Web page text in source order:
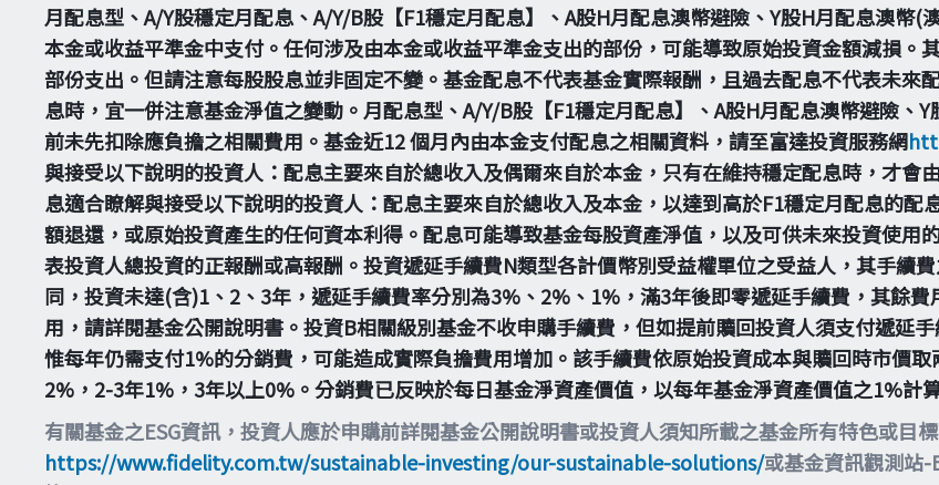
月配息型、A/Y股穩定月配息、A/Y/B股【F1穩定月配息】、A股H月配息澳幣避險、Y股H月配息澳幣
本金或收益平準金中支付。任何涉及由本金或收益平準金支出的部份，可能導致原始投資金額減損。
部份支出。但請注意每股股息並非固定不變。基金配息不代表基金實際報酬，且過去配息不代表未來
息時，宜一併注意基金淨值之變動。月配息型、A/Y/B股【F1穩定月配息】、A股H月配息澳幣避險、
前未先扣除應負擔之相關費用。基金近12 個月內由本金支付配息之相關資料，請至富達投資服務網
與接受以下說明的投資人：配息主要來自於總收入及偶爾來自於本金，只有在維持穩定配息時，才會
息適合瞭解與接受以下說明的投資人：配息主要來自於總收入及本金，以達到高於F1穩定月配息的
額退還，或原始投資產生的任何資本利得。配息可能導致基金每股資產淨值，以及可供未來投資使用
表投資人總投資的正報酬或高報酬。投資遞延手續費N類型各計價幣別受益權單位之受益人，其手續
同，投資未達(含)1、2、3年，遞延手續費率分別為3%、2%、1%，滿3年後即零遞延手續費，其餘
用，請詳閱基金公開說明書。投資B相關級別基金不收申購手續費，但如提前贖回投資人須支付遞延
惟每年仍需支付1%的分銷費，可能造成實際負擔費用增加。該手續費依原始投資成本與贖回時市價
2%，2-3年1%，3年以上0%。分銷費已反映於每日基金淨資產價值，以每年基金淨資產價值之1%計
有關基金之ESG資訊，投資人應於申購前詳閱基金公開說明書或投資人須知所載之基金所有特色或目
https://www.fidelity.com.tw/sustainable-investing/our-sustainable-solutions/或基金資訊觀測站-